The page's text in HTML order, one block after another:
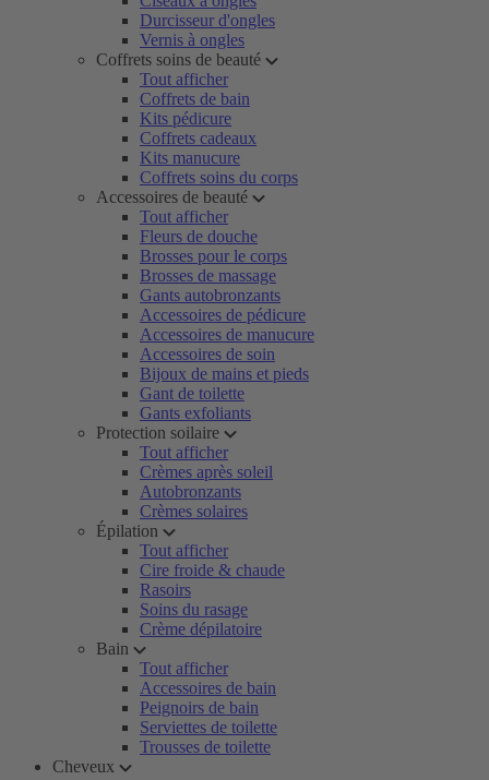
Durcisseur d'ongles
Vernis à ongles
Coffrets soins de beauté
Tout afficher
Coffrets de bain
Kits pédicure
Coffrets cadeaux
Kits manucure
Coffrets soins du corps
Accessoires de beauté
Tout afficher
Fleurs de douche
Brosses pour le corps
Brosses de massage
Gants autobronzants
Accessoires de pédicure
Accessoires de manucure
Accessoires de soin
Bijoux de mains et pieds
Gant de toilette
Gants exfoliants
Protection soilaire
Tout afficher
Crèmes après soleil
Autobronzants
Crèmes solaires
Épilation
Tout afficher
Cire froide & chaude
Rasoirs
Soins du rasage
Crème dépilatoire
Bain
Tout afficher
Accessoires de bain
Peignoirs de bain
Serviettes de toilette
Trousses de toilette
Cheveux